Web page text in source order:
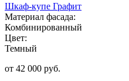
Шкаф-купе Графит
Материал фасада:
Комбинированный
Цвет:
Темный
от 42 000 руб.